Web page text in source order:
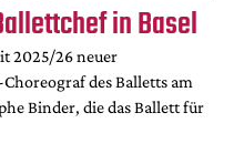
in Basel
2025/26 neuer
des Balletts am
Binder, die das Ballett für